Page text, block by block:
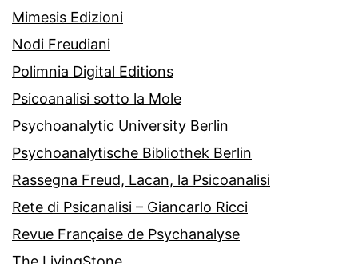
Mimesis Edizioni
Nodi Freudiani
Polimnia Digital Editions
Psicoanalisi sotto la Mole
Psychoanalytic University Berlin
Psychoanalytische Bibliothek Berlin
Rassegna Freud, Lacan, la Psicoanalisi
Rete di Psicanalisi – Giancarlo Ricci
Revue Française de Psychanalyse